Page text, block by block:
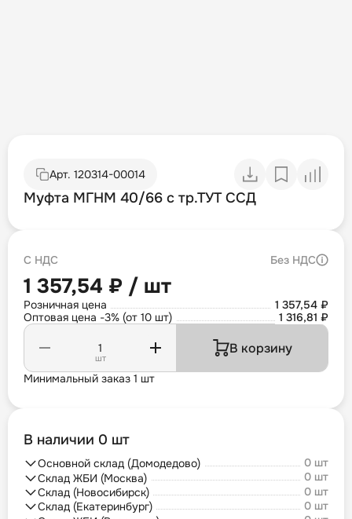
Арт. 120314-00014
Муфта МГНМ 40/66 с тр.ТУТ ССД
С НДС Без НДС
1 357,54 ₽ / шт
Розничная цена
1 357,54 ₽
Оптовая цена -3% (от 10 шт)
1 316,81 ₽
шт
В корзину
Минимальный заказ 1 шт
В наличии 0 шт
Основной склад (Домодедово)
0 шт
Склад ЖБИ (Москва)
0 шт
Склад (Новосибирск)
0 шт
Склад (Екатеринбург)
0 шт